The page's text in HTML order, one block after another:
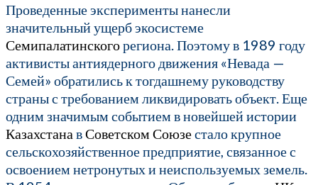
Проведенные эксперименты нанесли
значительный ущерб экосистеме
Семипалатинскогорегиона. Поэтому в 1989 году
активисты антиядерного движения «Невада —
Семей» обратились к тогдашнему руководству
страны с требованием ликвидировать объект. Еще
одним значимым событием в новейшей истории
Казахстана вСоветском Союзестало крупное
сельскохозяйственное предприятие, связанное с
освоением нетронутых и неиспользуемых земель.